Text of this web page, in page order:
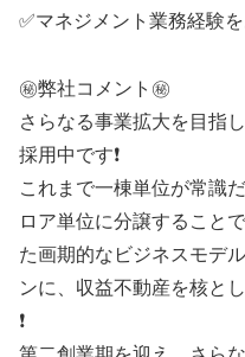
✅マネジメント業務経験
㊙️弊社コメント㊙️
さらなる事業拡大を目指
採用中です❗
これまで一棟単位が常識
ロア単位に分譲すること
た画期的なビジネスモデ
ンに、収益不動産を核と
❗